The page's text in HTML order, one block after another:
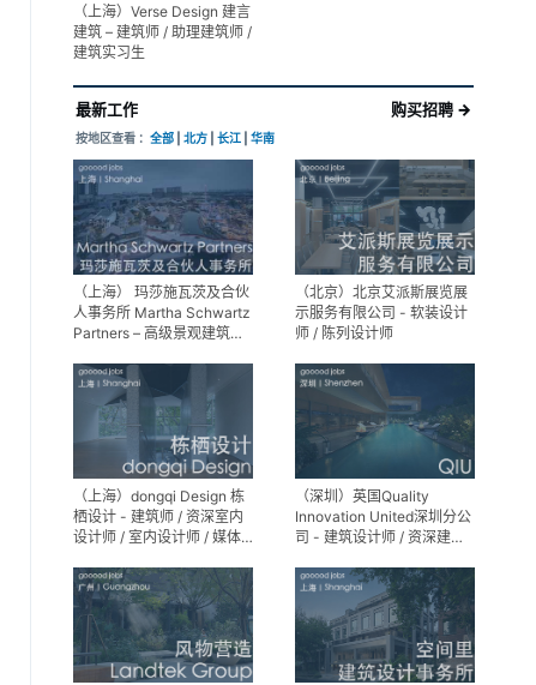
（上海）Verse Design 建言
建筑 – 建筑师 / 助理建筑师 /
建筑实习生
最新工作 购买招聘 →
按地区查看 ： 全部 北方 长江 华南
（上海） 玛莎施瓦茨及合伙
人事务所 Martha Schwartz
Partners – 高级景观建筑师
Designer / 景观建筑师
Landscape Designer
（北京）北京艾派斯展览展
示服务有限公司 - 软装设计
师 / 陈列设计师
（上海）dongqi Design 栋
栖设计 - 建筑师 / 资深室内
设计师 / 室内设计师 / 媒体
生（常年招聘）
（深圳）英国Quality
Innovation United深圳分公
司 - 建筑设计师 / 资深建筑
实习生